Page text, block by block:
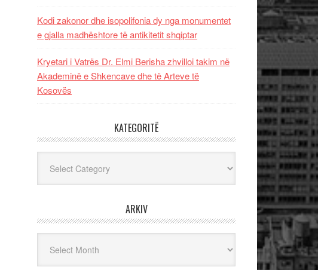
Kodi zakonor dhe isopolifonia dy nga monumentet
e gjalla madhështore të antikitetit shqiptar
Kryetari i Vatrës Dr. Elmi Berisha zhvilloi takim në
Akademinë e Shkencave dhe të Arteve të
Kosovës
KATEGORITË
ARKIV